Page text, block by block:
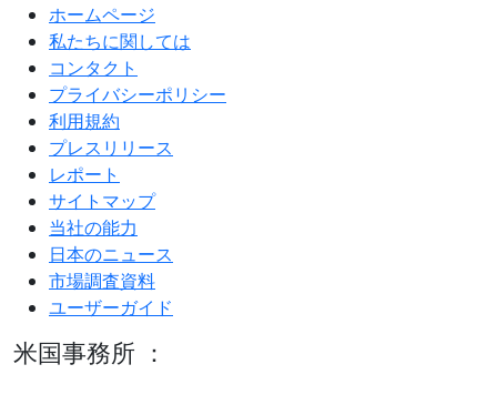
ホームページ
私たちに関しては
コンタクト
プライバシーポリシー
利用規約
プレスリリース
レポート
サイトマップ
当社の能力
日本のニュース
市場調査資料
ユーザーガイド
米国事務所 ：